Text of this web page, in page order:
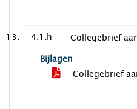
4.1.h
Collegebrief
Bijlagen
Collegebrief